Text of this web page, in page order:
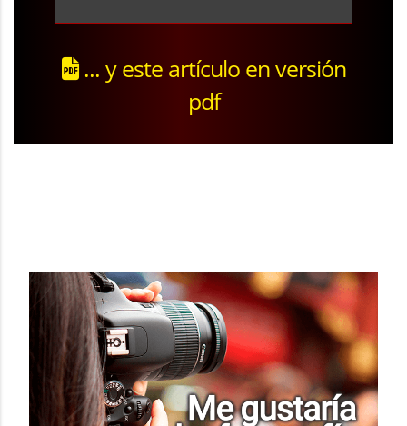
... y este artículo en versión
pdf